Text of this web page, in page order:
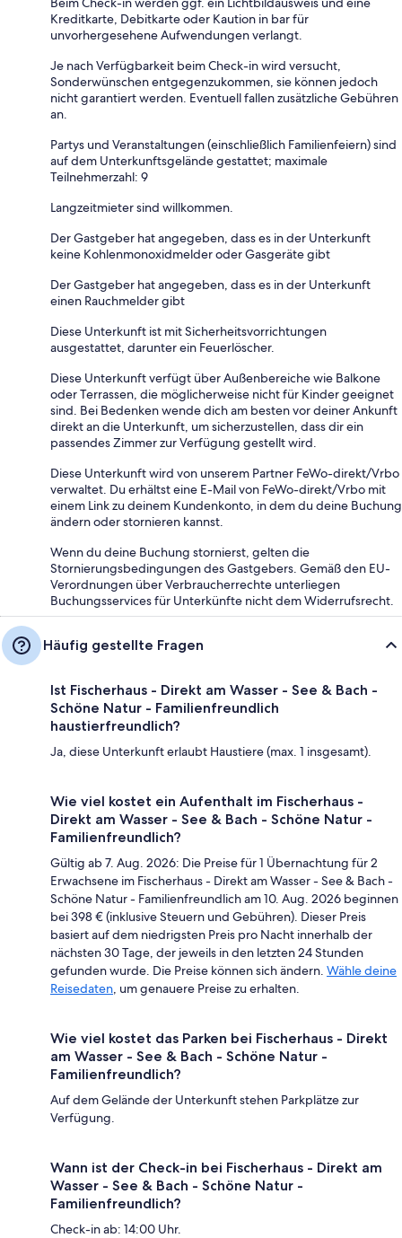
Kreditkarte, Debitkarte oder Kaution in bar für
unvorhergesehene Aufwendungen verlangt.
Je nach Verfügbarkeit beim Check-in wird versucht,
Sonderwünschen entgegenzukommen, sie können jedoch
nicht garantiert werden. Eventuell fallen zusätzliche Gebühren
an.
Partys und Veranstaltungen (einschließlich Familienfeiern) sind
auf dem Unterkunftsgelände gestattet; maximale
Teilnehmerzahl: 9
Langzeitmieter sind willkommen.
Der Gastgeber hat angegeben, dass es in der Unterkunft
keine Kohlenmonoxidmelder oder Gasgeräte gibt
Der Gastgeber hat angegeben, dass es in der Unterkunft
einen Rauchmelder gibt
Diese Unterkunft ist mit Sicherheitsvorrichtungen
ausgestattet, darunter ein Feuerlöscher.
Diese Unterkunft verfügt über Außenbereiche wie Balkone
oder Terrassen, die möglicherweise nicht für Kinder geeignet
sind. Bei Bedenken wende dich am besten vor deiner Ankunft
direkt an die Unterkunft, um sicherzustellen, dass dir ein
passendes Zimmer zur Verfügung gestellt wird.
Diese Unterkunft wird von unserem Partner FeWo-direkt/Vrbo
verwaltet. Du erhältst eine E-Mail von FeWo-direkt/Vrbo mit
einem Link zu deinem Kundenkonto, in dem du deine Buchung
ändern oder stornieren kannst.
Wenn du deine Buchung stornierst, gelten die
Stornierungsbedingungen des Gastgebers. Gemäß den EU-
Verordnungen über Verbraucherrechte unterliegen
Buchungsservices für Unterkünfte nicht dem Widerrufsrecht.
Häufig gestellte Fragen
Ist Fischerhaus - Direkt am Wasser - See & Bach -
Schöne Natur - Familienfreundlich
haustierfreundlich?
Ja, diese Unterkunft erlaubt Haustiere (max. 1 insgesamt).
Wie viel kostet ein Aufenthalt im Fischerhaus -
Direkt am Wasser - See & Bach - Schöne Natur -
Familienfreundlich?
Gültig ab 7. Aug. 2026: Die Preise für 1 Übernachtung für 2
Erwachsene im Fischerhaus - Direkt am Wasser - See & Bach -
Schöne Natur - Familienfreundlich am 10. Aug. 2026 beginnen
bei 398 € (inklusive Steuern und Gebühren). Dieser Preis
basiert auf dem niedrigsten Preis pro Nacht innerhalb der
nächsten 30 Tage, der jeweils in den letzten 24 Stunden
gefunden wurde. Die Preise können sich ändern. Wähle deine
Reisedaten, um genauere Preise zu erhalten.
Wie viel kostet das Parken bei Fischerhaus - Direkt
am Wasser - See & Bach - Schöne Natur -
Familienfreundlich?
Auf dem Gelände der Unterkunft stehen Parkplätze zur
Verfügung.
Wann ist der Check-in bei Fischerhaus - Direkt am
Wasser - See & Bach - Schöne Natur -
Familienfreundlich?
Check-in ab: 14:00 Uhr.